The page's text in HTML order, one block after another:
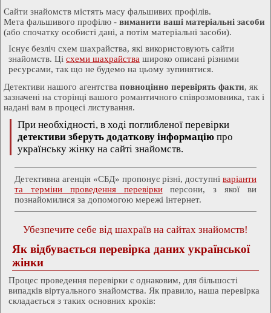
Сайти знайомств містять масу фальшивих профілів.
Мета фальшивого профілю - виманити ваші матеріальні засоби
(або спочатку особисті дані, а потім матеріальні засоби).
Існує безліч схем шахрайства, які використовують сайти
знайомств. Ці схеми шахрайства широко описані різними
ресурсами, так що не будемо на цьому зупинятися.
Детективи нашого агентства повноцінно перевірять факти, як
зазначені на сторінці вашого романтичного співрозмовника, так і
надані вам в процесі листування.
При необхідності, в ході поглибленої перевірки
детективи зберуть додаткову інформацію про
українську жінку на сайті знайомств.
Детективна агенція «СБД» пропонує різні, доступні варіанти
та терміни проведення перевіркиперсони, з якої ви
познайомилися за допомогою мережі інтернет.
Убезпечите себе від шахраїв на сайтах знайомств!
Як відбувається перевірка даних української
жінки
Процес проведення перевірки є однаковим, для більшості
випадків віртуального знайомства. Як правило, наша перевірка
складається з таких основних кроків: